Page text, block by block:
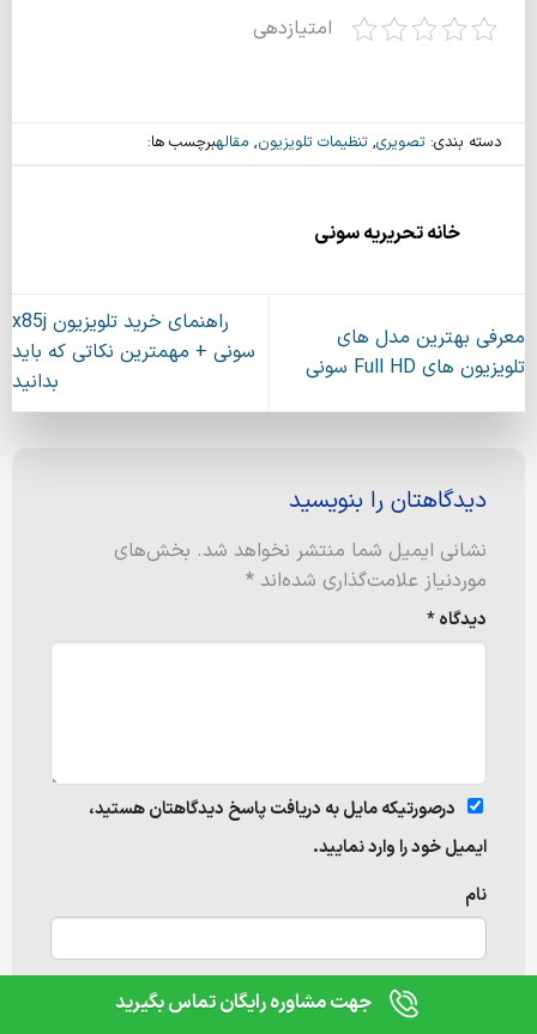
امتیازدهی
دسته بندی:تصویری,تنظیمات تلویزیون, مقالهبرچسب ها:
خانه تحریریه سونی
معرفی بهترین مدل های
تلویزیون های Full HD سونی
راهنمای خرید تلویزیون x85j
سونی + مهمترین نکاتی که باید
بدانید
دیدگاهتان را بنویسید
نشانی ایمیل شما منتشر نخواهد شد. بخش‌های
موردنیاز علامت‌گذاری شده‌اند *
دیدگاه*
درصورتیکه مایل به دریافت پاسخ دیدگاهتان هستید،
ایمیل خود را وارد نمایید.
نام
جهت مشاوره رایگان تماس بگیرید